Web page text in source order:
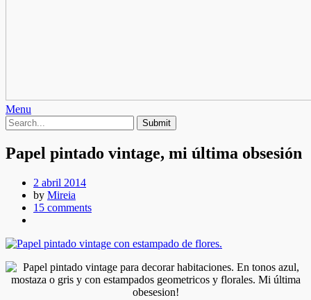
Menu
Papel pintado vintage, mi última obsesión
2 abril 2014
by Mireia
15 comments